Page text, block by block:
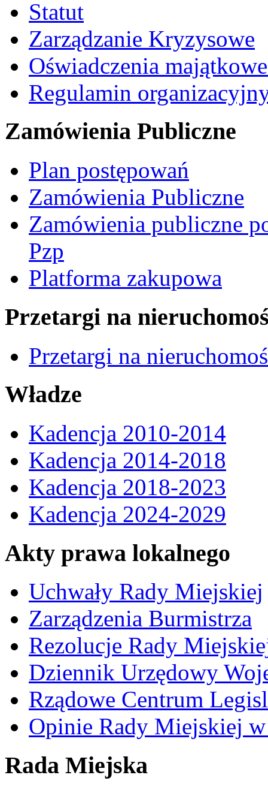
Statut
Zarządzanie Kryzysowe
Oświadczenia
Regulamin
Zamówienia Publiczne
Plan postępowań
Zamówienia Publiczne
Zamówienia publiczne
Pzp
Platforma zakupowa
Przetargi na
Przetargi na
Władze
Kadencja 2010-2014
Kadencja 2014-2018
Kadencja 2018-2023
Kadencja 2024-2029
Akty prawa lokalnego
Uchwały Rady Miejskiej
Zarządzenia Burmistrza
Rezolucje Rady
Dziennik Urzędowy
Rządowe Centrum
Opinie Rady Miejskiej w
Rada Miejska